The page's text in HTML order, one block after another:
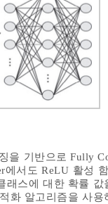
을 기반으로 Fully
에서도 ReLU 활성
래스에 대한 확률
화 알고리즘을 사